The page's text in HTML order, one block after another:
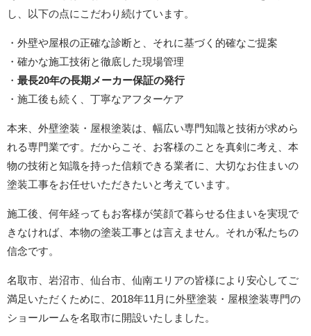
し、以下の点にこだわり続けています。
・外壁や屋根の正確な診断と、それに基づく的確なご提案
・確かな施工技術と徹底した現場管理
・ 最長20年の長期メーカー保証の発行
・施工後も続く、丁寧なアフターケア
本来、外壁塗装・屋根塗装は、幅広い専門知識と技術が求めら
れる専門業です。だからこそ、お客様のことを真剣に考え、本
物の技術と知識を持った信頼できる業者に、大切なお住まいの
塗装工事をお任せいただきたいと考えています。
施工後、何年経ってもお客様が笑顔で暮らせる住まいを実現で
きなければ、本物の塗装工事とは言えません。それが私たちの
信念です。
名取市、岩沼市、仙台市、仙南エリアの皆様により安心してご
満足いただくために、2018年11月に外壁塗装・屋根塗装専門の
ショールームを名取市に開設いたしました。